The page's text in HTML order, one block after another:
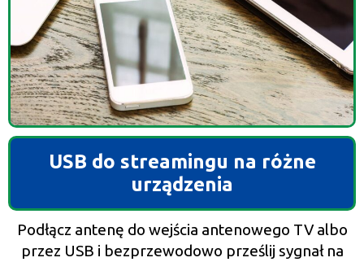
USB do streamingu na różne
urządzenia
Podłącz antenę do wejścia antenowego TV albo
przez USB i bezprzewodowo prześlij sygnał na